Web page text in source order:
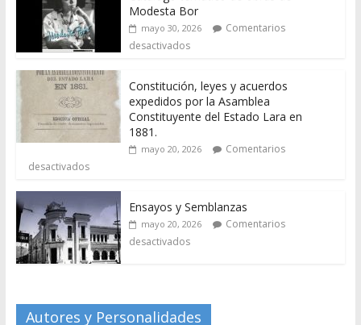
Modesta Bor
mayo 30, 2026
Comentarios
desactivados
Constitución, leyes y acuerdos
expedidos por la Asamblea
Constituyente del Estado Lara en
1881.
mayo 20, 2026
Comentarios
desactivados
Ensayos y Semblanzas
mayo 20, 2026
Comentarios
desactivados
Autores y Personalidades